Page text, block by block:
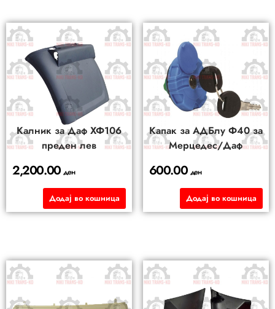
Калник за Даф ХФ106
преден лев
2,200.00ден
Додај во кошница
Капак за АДБлу Ф40 за
Мерцедес/Даф
600.00 ден
Додај во кошница